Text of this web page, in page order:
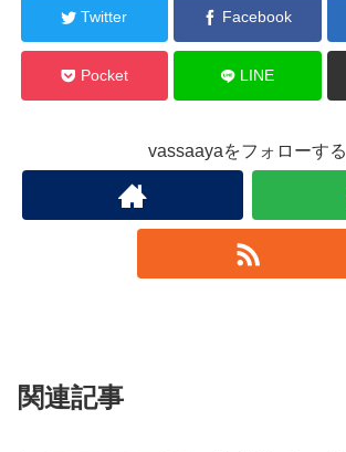
Twitter Facebook
Pocket LINE
vassaayaをフォローする
関連記事